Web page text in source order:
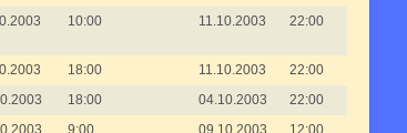
10:00 11.10.2003 22:00
18:00 11.10.2003
22:00
18:00 04.10.2003
22:00
9:00 09.10.2003
12:00